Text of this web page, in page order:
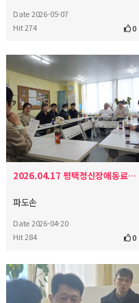
Date 2026-05-07
Hit 274
0
2026.04.17 평택정신장애동료지원센터 내방
파도손
Date 2026-04-20
Hit 284
0